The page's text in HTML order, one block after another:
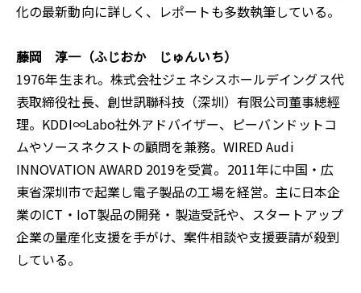
化の最新動向に詳しく、レポートも多数執筆している。
藤岡 淳一（ふじおか じゅんいち）
1976年生まれ。株式会社ジェネシスホールデイングス代
表取締役社長、創世訊聯科技（深圳）有限公司董事總經
理。KDDI∞Labo社外アドバイザー、ピーバンドットコ
ムやソースネクストの顧問を兼務。WIRED Audi
INNOVATION AWARD 2019を受賞。2011年に中国・広
東省深圳市で起業し電子製品の工場を経営。主に日本企
業のICT・IoT製品の開発・製造受託や、スタートアップ
企業の量産化支援を手がけ、案件相談や支援要請が殺到
している。